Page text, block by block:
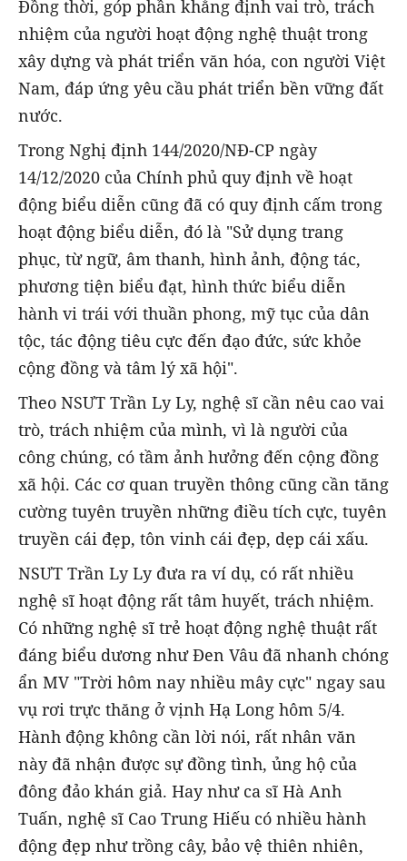
Đồng thời, góp phần khẳng định vai trò, trách
nhiệm của người hoạt động nghệ thuật trong
xây dựng và phát triển văn hóa, con người Việt
Nam, đáp ứng yêu cầu phát triển bền vững đất
nước.
Trong Nghị định 144/2020/NĐ-CP ngày
14/12/2020 của Chính phủ quy định về hoạt
động biểu diễn cũng đã có quy định cấm trong
hoạt động biểu diễn, đó là "Sử dụng trang
phục, từ ngữ, âm thanh, hình ảnh, động tác,
phương tiện biểu đạt, hình thức biểu diễn
hành vi trái với thuần phong, mỹ tục của dân
tộc, tác động tiêu cực đến đạo đức, sức khỏe
cộng đồng và tâm lý xã hội".
Theo NSƯT Trần Ly Ly, nghệ sĩ cần nêu cao vai
trò, trách nhiệm của mình, vì là người của
công chúng, có tầm ảnh hưởng đến cộng đồng
xã hội. Các cơ quan truyền thông cũng cần tăng
cường tuyên truyền những điều tích cực, tuyên
truyền cái đẹp, tôn vinh cái đẹp, dẹp cái xấu.
NSƯT Trần Ly Ly đưa ra ví dụ, có rất nhiều
nghệ sĩ hoạt động rất tâm huyết, trách nhiệm.
Có những nghệ sĩ trẻ hoạt động nghệ thuật rất
đáng biểu dương như Đen Vâu đã nhanh chóng
ẩn MV "Trời hôm nay nhiều mây cực" ngay sau
vụ rơi trực thăng ở vịnh Hạ Long hôm 5/4.
Hành động không cần lời nói, rất nhân văn
này đã nhận được sự đồng tình, ủng hộ của
đông đảo khán giả. Hay như ca sĩ Hà Anh
Tuấn, nghệ sĩ Cao Trung Hiếu có nhiều hành
động đẹp như trồng cây, bảo vệ thiên nhiên,